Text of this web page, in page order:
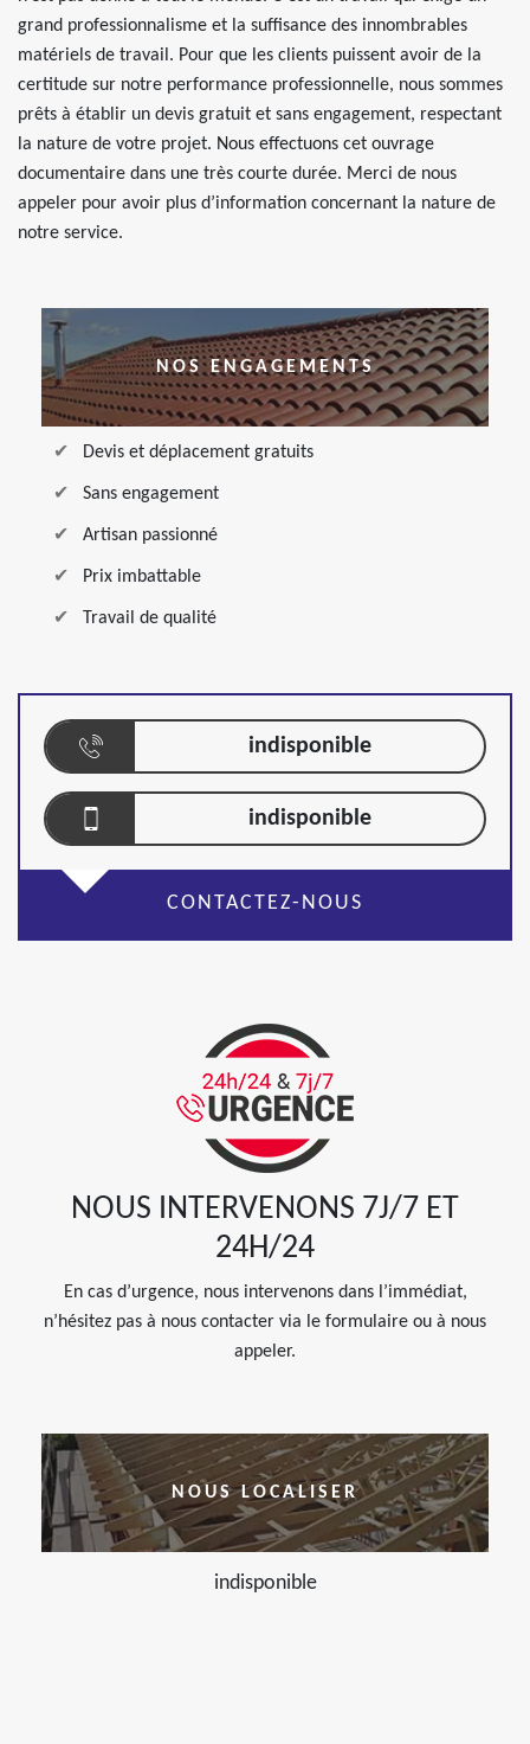
grand professionnalisme et la suffisance des innombrables
matériels de travail. Pour que les clients puissent avoir de la
certitude sur notre performance professionnelle, nous sommes
prêts à établir un devis gratuit et sans engagement, respectant
la nature de votre projet. Nous effectuons cet ouvrage
documentaire dans une très courte durée. Merci de nous
appeler pour avoir plus d’information concernant la nature de
notre service.
NOS ENGAGEMENTS
Devis et déplacement gratuits
Sans engagement
Artisan passionné
Prix imbattable
Travail de qualité
indisponible
indisponible
CONTACTEZ-NOUS
NOUS INTERVENONS 7J/7 ET
24H/24
En cas d’urgence, nous intervenons dans l’immédiat,
n’hésitez pas à nous contacter via le formulaire ou à nous
appeler.
NOUS LOCALISER
indisponible